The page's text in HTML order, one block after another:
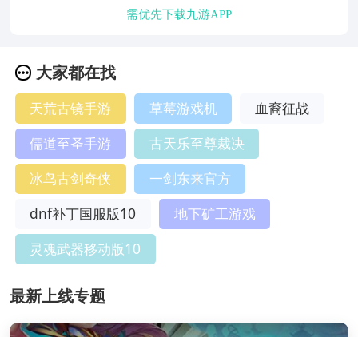
需优先下载九游APP
大家都在找
天荒古镜手游 草莓游戏机
血裔征战
儒道至圣手游
古天乐至尊裁决
冰鸟古剑奇侠
一剑东来官方
dnf补丁国服版10
地下矿工游戏
灵魂武器移动版10
最新上线专题